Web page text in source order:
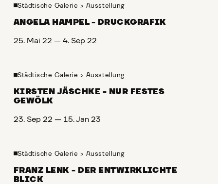
Städtische Galerie > Ausstellung
ANGELA HAMPEL - DRUCKGRAFIK
25. Mai 22 — 4. Sep 22
Städtische Galerie > Ausstellung
KIRSTEN JÄSCHKE - NUR FESTES
GEWÖLK
23. Sep 22 — 15. Jan 23
Städtische Galerie > Ausstellung
FRANZ LENK - DER ENTWIRKLICHTE
BLICK